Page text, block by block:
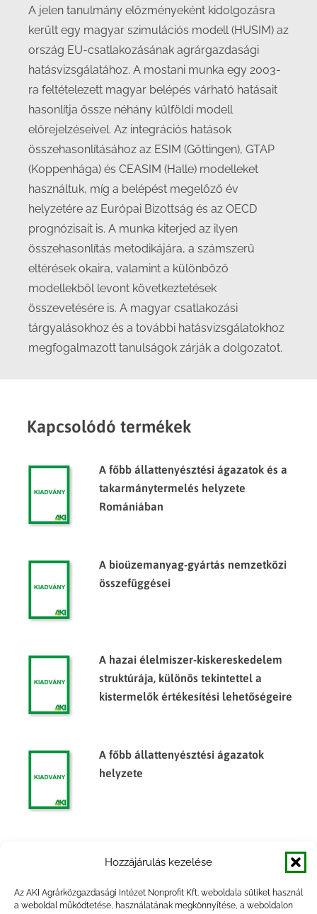
Hozzájárulás kezelése
Az AKI Agrárközgazdasági Intézet Nonprofit Kft. weboldala sütiket használ
a weboldal működtetése, használatának megkönnyítése, a weboldalon
A jelen tanulmány előzményeként kidolgozásra
került egy magyar szimulációs modell (HUSIM) az
ország EU-csatlakozásának agrárgazdasági
hatásvizsgálatához. A mostani munka egy 2003-
ra feltételezett magyar belépés várható hatásait
hasonlítja össze néhány külföldi modell
előrejelzéseivel. Az integrációs hatások
összehasonlításához az ESIM (Göttingen), GTAP
(Koppenhága) és CEASIM (Halle) modelleket
használtuk, míg a belépést megelőző év
helyzetére az Európai Bizottság és az OECD
prognózisait is. A munka kiterjed az ilyen
összehasonlítás metodikájára, a számszerű
eltérések okaira, valamint a különböző
modellekből levont következtetések
összevetésére is. A magyar csatlakozási
tárgyalásokhoz és a további hatásvizsgálatokhoz
megfogalmazott tanulságok zárják a dolgozatot.
Kapcsolódó termékek
A főbb állattenyésztési ágazatok és a
takarmánytermelés helyzete
Romániában
A bioüzemanyag-gyártás nemzetközi
összefüggései
A hazai élelmiszer-kiskereskedelem
struktúrája, különös tekintettel a
kistermelők értékesítési lehetőségeire
A főbb állattenyésztési ágazatok
helyzete
beszerzési és árképzési politikája